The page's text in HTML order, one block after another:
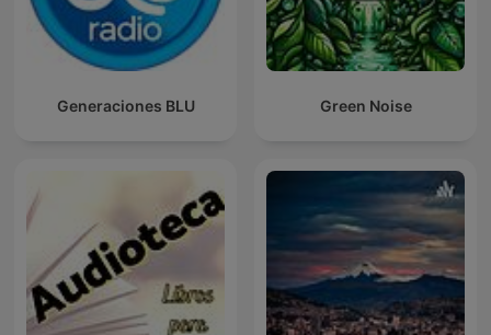
Generaciones BLU Green Noise